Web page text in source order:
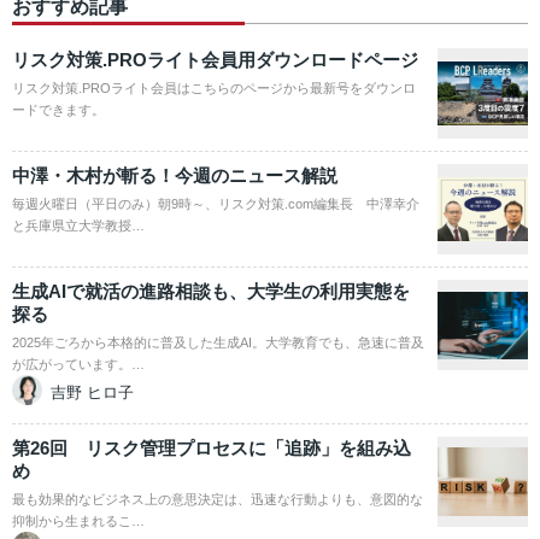
おすすめ記事
リスク対策.PROライト会員用ダウンロードページ
リスク対策.PROライト会員はこちらのページから最新号をダウンロ
ードできます。
中澤・木村が斬る！今週のニュース解説
毎週火曜日（平日のみ）朝9時～、リスク対策.com編集長 中澤幸介
と兵庫県立大学教授…
生成AIで就活の進路相談も、大学生の利用実態を
探る
2025年ごろから本格的に普及した生成AI。大学教育でも、急速に普及
が広がっています。…
吉野 ヒロ子
第26回 リスク管理プロセスに「追跡」を組み込
め
最も効果的なビジネス上の意思決定は、迅速な行動よりも、意図的な
抑制から生まれるこ…